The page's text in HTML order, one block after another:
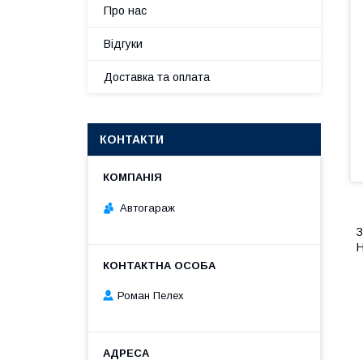
Про нас
Відгуки
Доставка та оплата
КОНТАКТИ
Автогараж
Роман Пелех